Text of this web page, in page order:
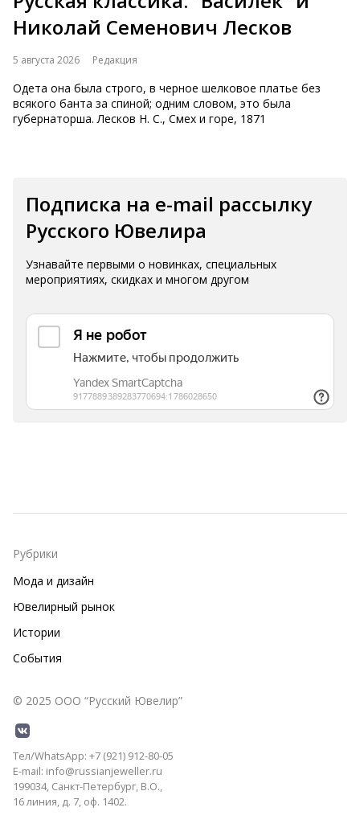
Николай Семенович Лесков
5 августа 2026 Редакция
Одета она была строго, в черное шелковое платье без
всякого банта за спиной; одним словом, это была
губернаторша. Лесков Н. С., Смех и горе, 1871
Подписка на e-mail рассылку
Русского Ювелира
Узнавайте первыми о новинках, специальных
мероприятиях, скидках и многом другом
© 2025 ООО “Русский Ювелир”
Тел/WhatsApp: +7 (921) 912-80-05
E-mail: info@russianjeweller.ru
199034, Санкт-Петербург, В.О.,
16 линия, д. 7, оф. 1402.
Рубрики
Мода и дизайн
Ювелирный рынок
Истории
События